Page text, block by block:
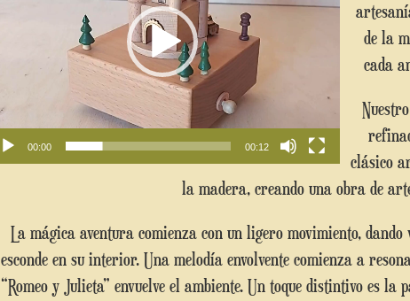
00:00 00:12
de la
cada
clásico
la madera, creando una obra de
La mágica aventura comienza con un ligero movimiento, dando vida a la delicada caja de música que se
esconde en su interior. Una melodía envolvente comienza a
“Romeo y Julieta” envuelve el ambiente. Un toque distintivo es